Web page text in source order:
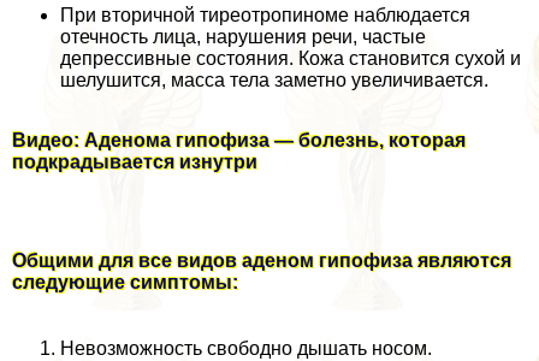
При вторичной тиреотропиноме наблюдается
отечность лица, нарушения речи, частые
депрессивные состояния. Кожа становится сухой и
шелушится, масса тела заметно увеличивается.
Видео: Аденома гипофиза — болезнь, которая
подкрадывается изнутри
Общими для все видов аденом гипофиза являются
следующие симптомы:
Невозможность свободно дышать носом.